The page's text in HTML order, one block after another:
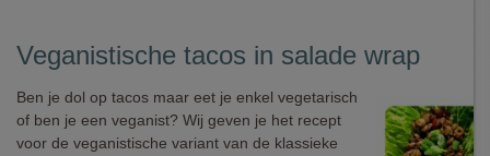
Veganistische tacos in salade wrap
Ben je dol op tacos maar eet je enkel vegetarisch
of ben je een veganist? Wij geven je het recept
voor de veganistische variant van de klassieke